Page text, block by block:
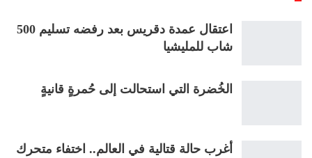
اعتقال عمدة دقريس بعد رفضه تسليم 500
شاب للمليشيا
الخُضرة التي استحالت إلى حُمرةٍ قانيةٍ
أغرب حالة قتالية في العالم.. اختفاء متحرك